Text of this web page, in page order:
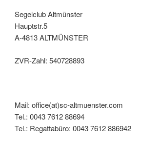
Segelclub Altmünster
Hauptstr.5
A-4813 ALTMÜNSTER
ZVR-Zahl: 540728893
Mail: office(at)sc-altmuenster.com
Tel.: 0043 7612 88694
Tel.: Regattabüro: 0043 7612 886942